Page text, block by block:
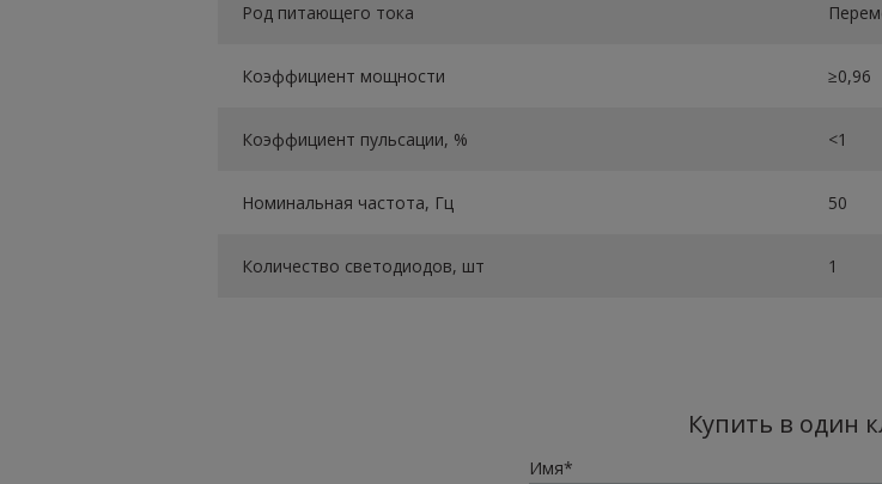
Род питающего тока
Коэффициент мощности ≥0,96
Коэффициент пульсации, % <1
Номинальная частота, Гц 50
Количество светодиодов, шт 1
Купить в один
Имя*